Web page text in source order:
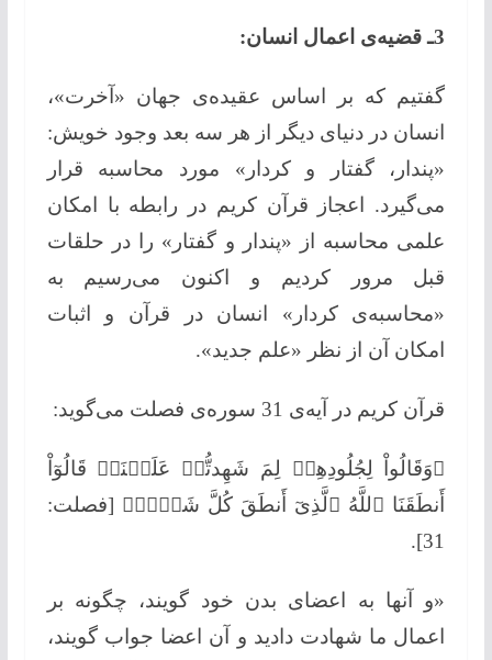
3ـ قضیه‌ی اعمال انسان:
گفتیم كه بر اساس عقیده‌ی جهان «آخرت»،
انسان در دنیای دیگر از هر سه بعد وجود خویش:
«پندار، گفتار و كردار» مورد محاسبه قرار
می‌گیرد. اعجاز قرآن كریم در رابطه با امكان
علمی محاسبه از «پندار و گفتار» را در حلقات
قبل مرور كردیم و اكنون می‌رسیم به
«محاسبه‌ی كردار» انسان در قرآن و اثبات
امكان آن از نظر «علم جدید».
قرآن كریم در آیه‌ی 31 سوره‌ی فصلت می‌گوید:
﴿وَقَالُواْ لِجُلُودِهِمۡ لِمَ شَهِدتُّمۡ عَلَیۡنَاۖ قَالُوٓاْ
أَنطَقَنَا ٱللَّهُ ٱلَّذِیٓ أَنطَقَ كُلَّ شَیۡءٖ﴾ [فصلت:
31].
«و آنها به اعضای بدن خود گویند، چگونه بر
اعمال ما شهادت دادید و آن اعضا جواب گویند،